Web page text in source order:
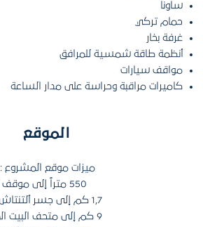
ساونا
حمام تركي
غرفة بخار
أنظمة طاقة شمسية للمرافق
مواقف سيارات
كاميرات مراقبة وحراسة على مدار الساعة
الموقع
ميزات موقع المشروع :
550 متراً إلى موقف الباص
1,7 كم إلى جسر ألتنتاش التاريخي
9 كم إلى متحف البيت المعكوس